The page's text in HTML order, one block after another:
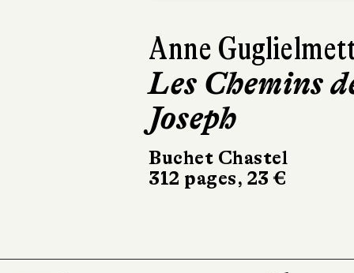
Anne
Les Chemins
Joseph
Buchet Chastel
312 pages, 23 €